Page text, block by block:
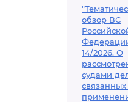
обзор ВС
14/2026. О
судами
связанных